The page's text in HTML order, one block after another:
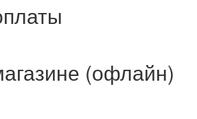
(офлайн)